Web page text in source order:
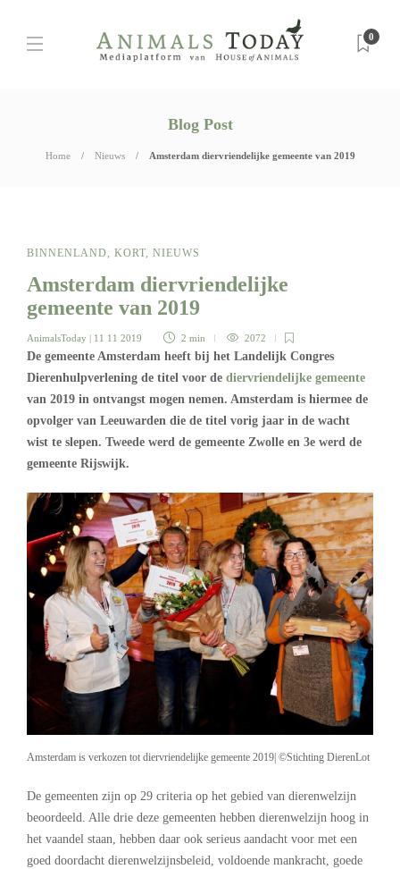
0
Blog Post
Home Nieuws Amsterdam diervriendelijke gemeente van 2019
BINNENLAND, KORT, NIEUWS
Amsterdam diervriendelijke
gemeente van 2019
AnimalsToday | 11 11 2019 2 min 2072
De gemeente Amsterdam heeft bij het Landelijk Congres
Dierenhulpverlening de titel voor de diervriendelijke gemeente
van 2019 in ontvangst mogen nemen. Amsterdam is hiermee de
opvolger van Leeuwarden die de titel vorig jaar in de wacht
wist te slepen. Tweede werd de gemeente Zwolle en 3e werd de
gemeente Rijswijk.
Amsterdam is verkozen tot diervriendelijke gemeente 2019| ©Stichting DierenLot
De gemeenten zijn op 29 criteria op het gebied van dierenwelzijn
beoordeeld. Alle drie deze gemeenten hebben dierenwelzijn hoog in
het vaandel staan, hebben daar ook serieus aandacht voor met een
goed doordacht dierenwelzijnsbeleid, voldoende mankracht, goede